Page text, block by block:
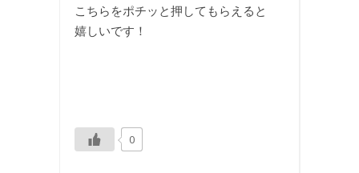
こちらをポチッと押してもらえると
嬉しいです！
0